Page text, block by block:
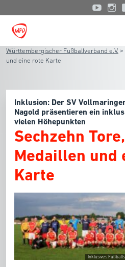
Württembergischer Fußballverband e.V. >
und eine rote Karte
Inklusion: Der SV
Nagold präsentieren ein
vielen Höhepunkten
Sechzehn
Medaillen und
Karte
Inklusives